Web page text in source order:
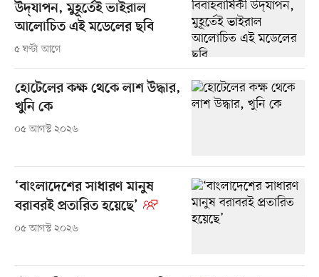
উদ্‌যাপন, মুহূর্তেই ভাইরাল
আলোচিত এই মডেলের ছবি
৫ ঘণ্টা আগে
হোটেলের কক্ষ থেকে লাশ উদ্ধার,
খুনি কে
০৫ আগস্ট ২০২৬
‘বাংলাদেশের সাধারণ মানুষ
বরাবরই প্রতারিত হয়েছে’
০৫ আগস্ট ২০২৬